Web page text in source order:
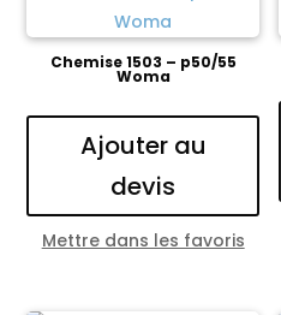
Chemise 1503 – p50/55
Woma
Ajouter au
devis
Mettre dans les favoris